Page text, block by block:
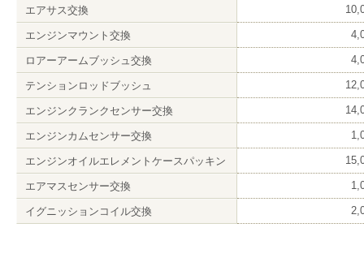
エアサス交換
エンジンマウント交換
ロアーアームブッシュ交換
テンションロッドブッシュ
エンジンクランクセンサー交換
エンジンカムセンサー交換
エンジンオイルエレメントケースパッキン
エアマスセンサー交換
イグニッションコイル交換